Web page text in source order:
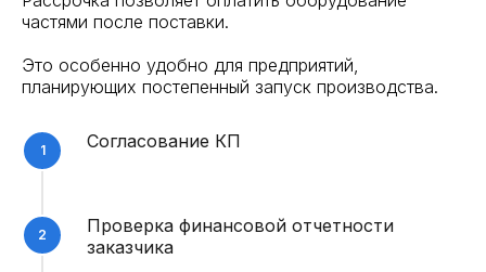
частями после поставки.
Это особенно удобно для предприятий,
планирующих постепенный запуск производства.
Согласование КП
Проверка финансовой отчетности
заказчика